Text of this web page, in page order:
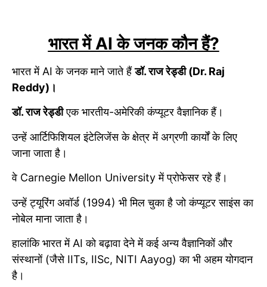
भारत में AI के जनक कौन हैं?
भारत में AI के जनक माने जाते हैंडॉ. राज रेड्डी (Dr. Raj
Reddy)।
डॉ. राज रेड्डीएक भारतीय-अमेरिकी कंप्यूटर वैज्ञानिक हैं।
उन्हें आर्टिफिशियल इंटेलिजेंस के क्षेत्र में अग्रणी कार्यों के लिए
जाना जाता है।
वे Carnegie Mellon University में प्रोफेसर रहे हैं।
उन्हें ट्यूरिंग अवॉर्ड (1994) भी मिल चुका है जो कंप्यूटर साइंस का
नोबेल माना जाता है।
हालांकि भारत में AI को बढ़ावा देने में कई अन्य वैज्ञानिकों और
संस्थानों (जैसे IITs, IISc, NITI Aayog) का भी अहम योगदान
है।